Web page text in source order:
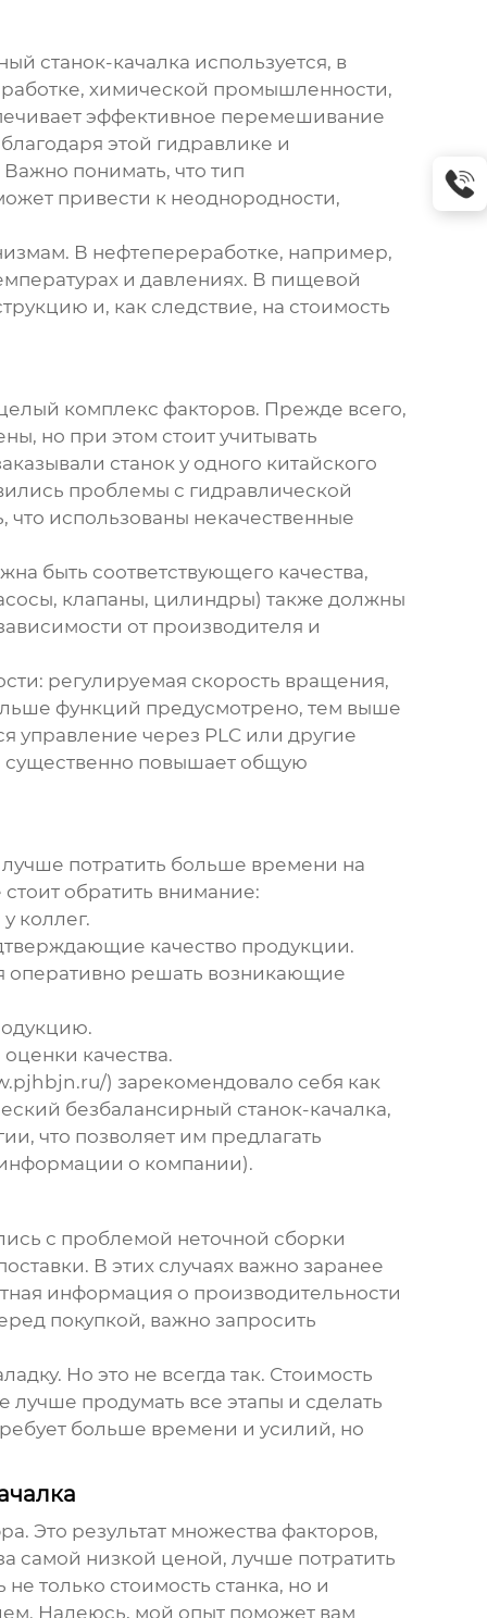
станок-качалка используется, в
химической промышленности,
эффективное перемешивание
этой гидравлике и
понимать, что тип
привести к неоднородности,
В нефтепереработке, например,
и давлениях. В пищевой
и, как следствие, на стоимость
комплекс факторов. Прежде всего,
но при этом стоит учитывать
станок у одного китайского
проблемы с гидравлической
использованы некачественные
быть соответствующего качества,
клапаны, цилиндры) также должны
от производителя и
регулируемая скорость вращения,
функций предусмотрено, тем выше
управление через PLC или другие
существенно повышает общую
потратить больше времени на
обратить внимание:
коллег.
качество продукции.
оперативно решать возникающие
качества.
) зарекомендовало себя как
безбалансирный станок-качалка,
что позволяет им предлагать
о компании).
с проблемой неточной сборки
В этих случаях важно заранее
информация о производительности
покупкой, важно запросить
Но это не всегда так. Стоимость
продумать все этапы и сделать
больше времени и усилий, но
Это результат множества факторов,
самой низкой ценой, лучше потратить
только стоимость станка, но и
Надеюсь, мой опыт поможет вам